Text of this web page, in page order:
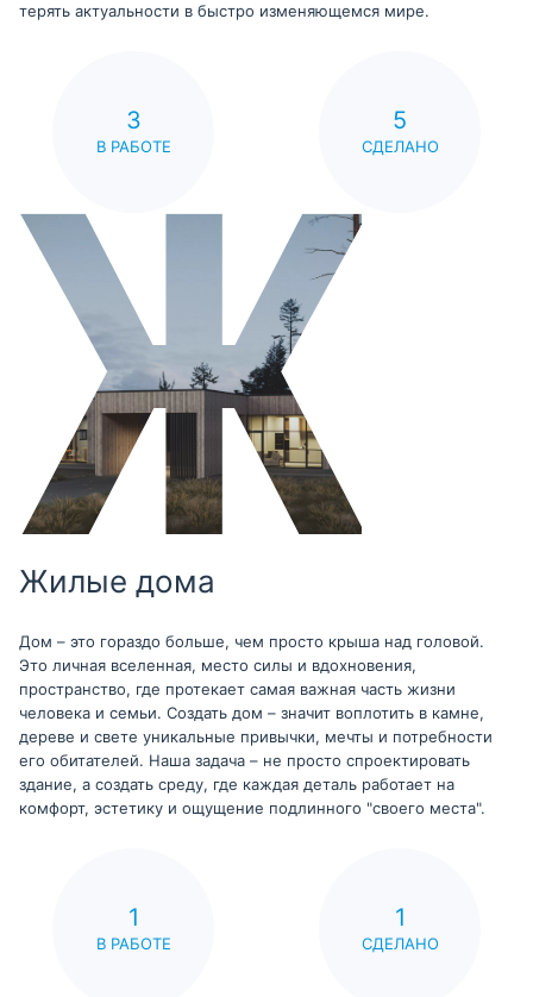
терять актуальности в быстро изменяющемся мире.
3
В РАБОТЕ
5
СДЕЛАНО
Жилые дома
Дом – это гораздо больше, чем просто крыша над головой.
Это личная вселенная, место силы и вдохновения,
пространство, где протекает самая важная часть жизни
человека и семьи. Создать дом – значит воплотить в камне,
дереве и свете уникальные привычки, мечты и потребности
его обитателей. Наша задача – не просто спроектировать
здание, а создать среду, где каждая деталь работает на
комфорт, эстетику и ощущение подлинного "своего места".
1
В РАБОТЕ
1
СДЕЛАНО